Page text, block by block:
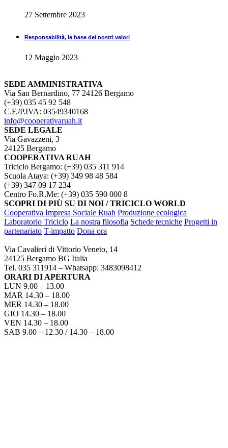
27 Settembre 2023
Responsabilità, la base dei nostri valori
12 Maggio 2023
SEDE AMMINISTRATIVA
Via San Bernardino, 77 24126 Bergamo
(+39) 035 45 92 548
C.F./P.IVA: 03549340168
info@cooperativaruah.it
SEDE LEGALE
Via Gavazzeni, 3
24125 Bergamo
COOPERATIVA RUAH
Triciclo Bergamo: (+39) 035 311 914
Scuola Ataya: (+39) 349 98 48 584
(+39) 347 09 17 234
Centro Fo.R.Me: (+39) 035 590 000 8
SCOPRI DI PIÙ SU DI NOI / TRICICLO WORLD
Cooperativa Impresa Sociale Ruah Produzione ecologica
Laboratorio Triciclo La nostra filosofia Schede tecniche Progetti in
partenariato T-impatto Dona ora
Via Cavalieri di Vittorio Veneto, 14
24125 Bergamo BG Italia
Tel. 035 311914 – Whatsapp: 3483098412
ORARI DI APERTURA
LUN 9.00 – 13.00
MAR 14.30 – 18.00
MER 14.30 – 18.00
GIO 14.30 – 18.00
VEN 14.30 – 18.00
SAB 9.00 – 12.30 / 14.30 – 18.00